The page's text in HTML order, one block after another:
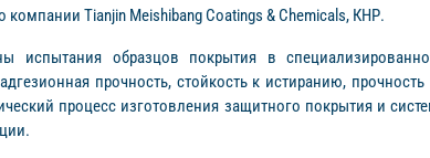
Tianjin Meishibang Coatings & Chemicals, КНР.
испытания образцов покрытия в
прочность, стойкость к истиранию,
процесс изготовления защитного покрытия и